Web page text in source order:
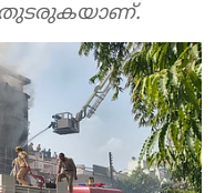
തുടരുകയാണ്.